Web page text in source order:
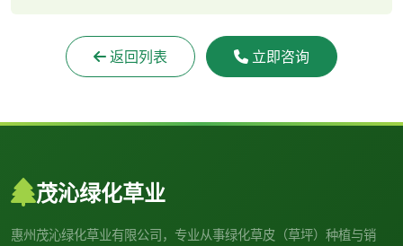
返回列表 立即咨询
茂沁绿化草业
惠州茂沁绿化草业有限公司，专业从事绿化草皮（草坪）种植与销